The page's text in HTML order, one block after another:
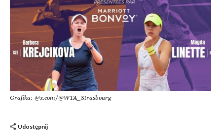
Grafika: @x.com/@WTA_Strasbourg
Udostępnij